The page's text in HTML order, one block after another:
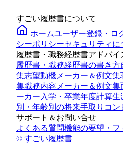
すごい履歴書について
ホームユーザー登録・ロ
シーポリシーセキュリティに
履歴書・職務経歴書アドバイ
履歴書・職務経歴書の書き方
集志望動機メーカー＆例文集
集職務内容メーカー＆例文集
ーカー 入学・卒業年度計算生
別・年齢別の将来手取り コン
サポート＆お問い合せ
よくある質問機能の要望・フ
© すごい履歴書